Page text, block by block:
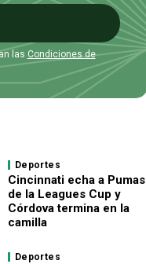
las Condiciones de
Deportes
Cincinnati echa a Pumas
de la Leagues Cup y
Córdova termina en la
camilla
Deportes